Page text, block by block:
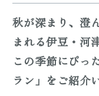
秋が深まり、澄
まれる伊豆・河
この季節にぴっ
ラン」をご紹介